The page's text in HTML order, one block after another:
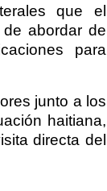
que el
abordar de
para
junto a los
haitiana,
directa del